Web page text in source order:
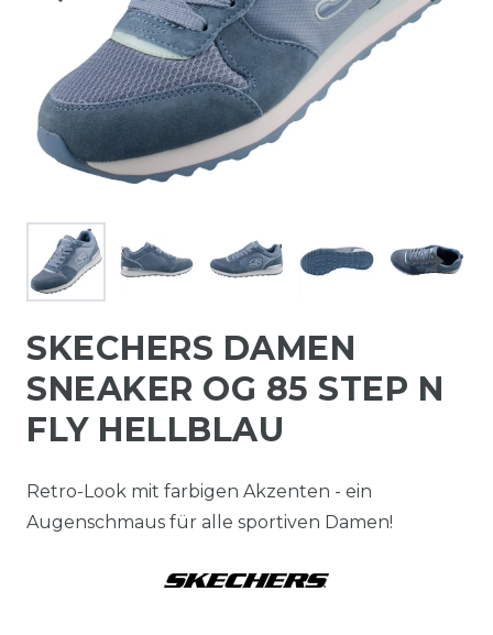
SKECHERS DAMEN
SNEAKER OG 85 STEP N
FLY HELLBLAU
Retro-Look mit farbigen Akzenten - ein
Augenschmaus für alle sportiven Damen!